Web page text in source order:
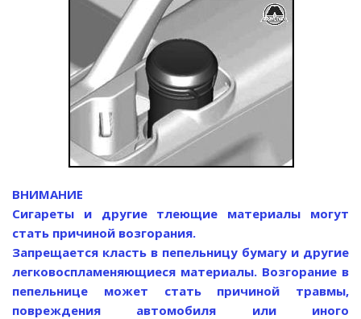
ВНИМАНИЕ
Сигареты и другие тлеющие материалы могут
стать причиной возгорания.
Запрещается класть в пепельницу бумагу и другие
легковоспламеняющиеся материалы. Возгорание в
пепельнице может стать причиной травмы,
повреждения автомобиля или иного